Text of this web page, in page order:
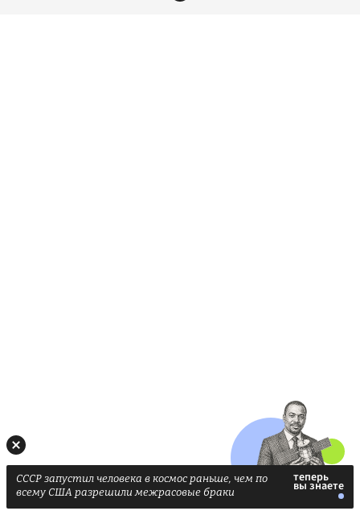
СССР запустил человека в космос раньше, чем по
всему США разрешили межрасовые браки